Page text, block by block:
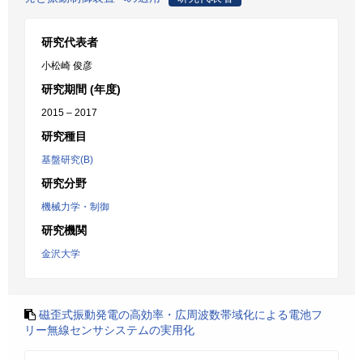
研究代表者
小松崎 俊彦
研究期間 (年度)
2015 – 2017
研究種目
基盤研究(B)
研究分野
機械力学・制御
研究機関
金沢大学
磁歪式振動発電の高効率・広周波数帯域化による電池フ
リー無線センサシステムの実用化